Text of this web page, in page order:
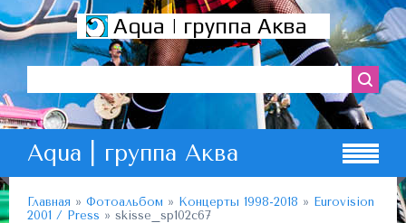
Aqua | группа Аква
Aqua | группа Аква
Главная » Фотоальбом » Концерты 1998-2018 » Eurovision
2001 / Press » skisse_sp102c67